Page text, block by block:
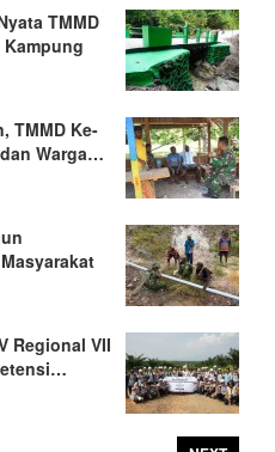
TMMD
TMMD Ke-
Warga…
Regional VII